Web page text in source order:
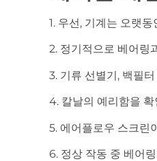
1. 우선, 기계는 오랫
2. 정기적으로 베어링
3. 기류 선별기, 백필
4. 칼날의 예리함을
5. 에어플로우 스크린
6. 정상 작동 중 베어